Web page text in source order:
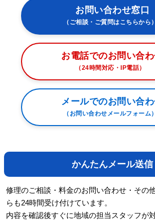
お問い合わせ窓口
（ご相談・ご質問はこちらから）
お電話でのお問い合
（24時間対応・IP電話）
メールでのお問い合
（お問い合わせメールフォーム）
かんたんメール送信
修理のご相談・料金のお問い合わせ・その
らも24時間受け付けています。
内容を確認後すぐに地域の担当スタッフが